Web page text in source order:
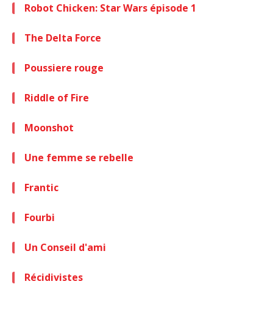
Robot Chicken: Star Wars épisode 1
The Delta Force
Poussiere rouge
Riddle of Fire
Moonshot
Une femme se rebelle
Frantic
Fourbi
Un Conseil d'ami
Récidivistes